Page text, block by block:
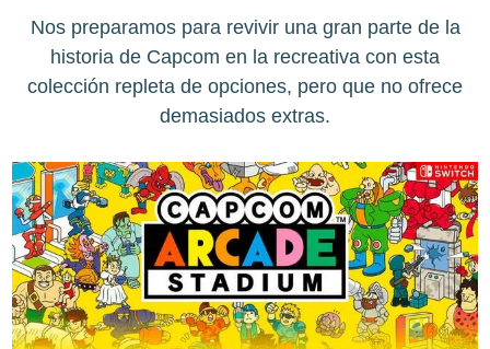
Nos preparamos para revivir una gran parte de la
historia de Capcom en la recreativa con esta
colección repleta de opciones, pero que no ofrece
demasiados extras.